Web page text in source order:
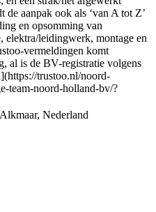
de aanpak ook als ‘van A tot Z’
en opsomming van
elektra/leidingwerk, montage en
vermeldingen komt
al is de BV-registratie volgens
trustoo.nl/noord-
team-noord-holland-bv/?
Nederland